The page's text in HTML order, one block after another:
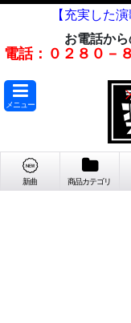
【充実した
お電話から
電話：０２８０－
メニュー
新曲 商品カテゴリ